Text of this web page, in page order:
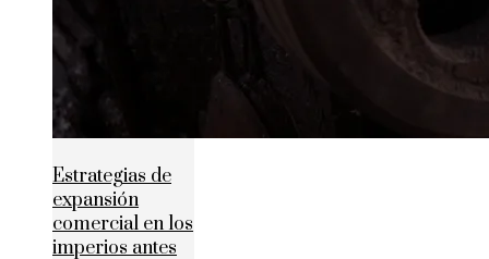
Estrategias de
expansión
comercial en los
imperios antes